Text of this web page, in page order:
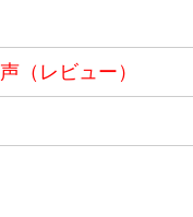
（レビュー）